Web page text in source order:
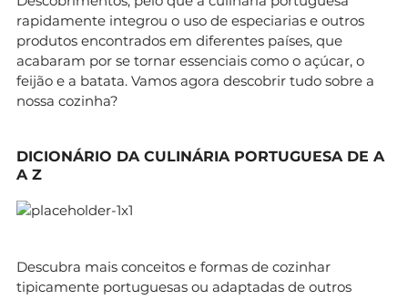
rapidamente integrou o uso de especiarias e outros
produtos encontrados em diferentes países, que
acabaram por se tornar essenciais como o açúcar, o
feijão e a batata. Vamos agora descobrir tudo sobre a
nossa cozinha?
DICIONÁRIO DA CULINÁRIA PORTUGUESA DE A
A Z
Descubra mais conceitos e formas de cozinhar
tipicamente portuguesas ou adaptadas de outros